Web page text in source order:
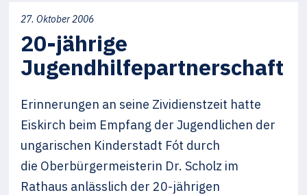
27. Oktober 2006
20-jährige
Jugendhilfepartnerschaft
Erinnerungen an seine Zividienstzeit hatte
Eiskirch beim Empfang der Jugendlichen der
ungarischen Kinderstadt Fót durch
die Oberbürgermeisterin Dr. Scholz im
Rathaus anlässlich der 20-jährigen